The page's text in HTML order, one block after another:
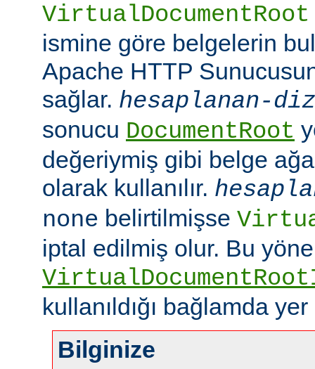
VirtualDocumentRoot
ismine göre belgelerin
Apache HTTP
sağlar. hesaplanan-
sonucu DocumentRoot
değeriymiş gibi belge
olarak kullanılır.
none belirtilmişse
iptal edilmiş olur. Bu
kullanıldığı bağlamda
Bilginize